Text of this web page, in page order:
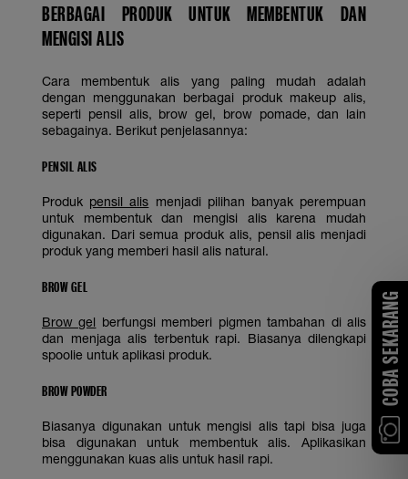
BERBAGAI PRODUK UNTUK MEMBENTUK DAN
MENGISI ALIS
Cara membentuk alis yang paling mudah adalah
dengan menggunakan berbagai produk makeup alis,
seperti pensil alis, brow gel, brow pomade, dan lain
sebagainya. Berikut penjelasannya:
PENSIL ALIS
Produk pensil alis menjadi pilihan banyak perempuan
untuk membentuk dan mengisi alis karena mudah
digunakan. Dari semua produk alis, pensil alis menjadi
produk yang memberi hasil alis natural.
BROW GEL
Brow gel berfungsi memberi pigmen tambahan di alis
dan menjaga alis terbentuk rapi. Biasanya dilengkapi
spoolie untuk aplikasi produk.
BROW POWDER
Biasanya digunakan untuk mengisi alis tapi bisa juga
bisa digunakan untuk membentuk alis. Aplikasikan
menggunakan kuas alis untuk hasil rapi.
COBA SEKARANG